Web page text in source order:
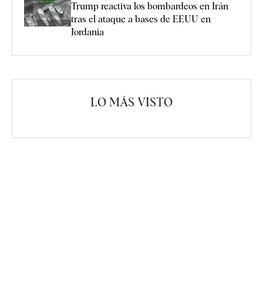
Trump reactiva los bombardeos en Irán
tras el ataque a bases de EEUU en
Jordania
LO MÁS VISTO